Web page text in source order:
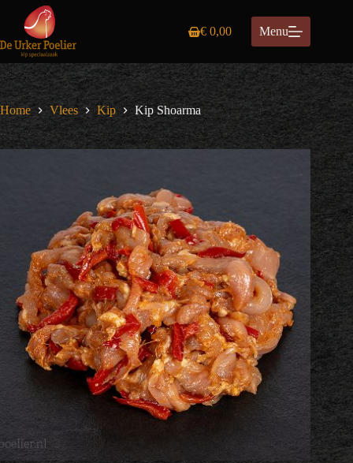
inhoud
Winkelwagen
€ 0,00 Menu
Home Vlees Kip Kip Shoarma